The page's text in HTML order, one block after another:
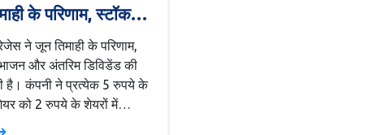
के परिणाम, स्टॉक
और डिविडेंड घोषणा के
ने जून तिमाही के परिणाम,
और अंतरिम डिविडेंड की
है। कंपनी ने प्रत्येक 5 रुपये के
को 2 रुपये के शेयरों में
करने का निर्णय लिया है। कंपनी